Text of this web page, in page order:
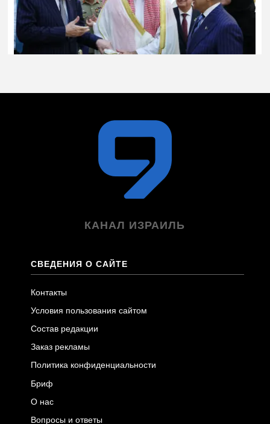
КАНАЛ ИЗРАИЛЬ
СВЕДЕНИЯ О САЙТЕ
Контакты
Условия пользования сайтом
Состав редакции
Заказ рекламы
Политика конфиденциальности
Бриф
О нас
Вопросы и ответы